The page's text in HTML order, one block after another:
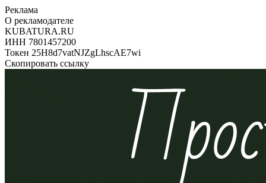
Реклама
О рекламодателе
KUBATURA.RU
ИНН 7801457200
Токен 25H8d7vatNJZgLhscAE7wi
Скопировать ссылку